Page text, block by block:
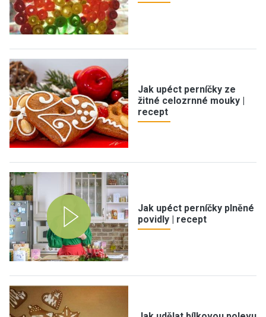
Jak upéct perníčky ze
žitné celozrnné mouky |
recept
Jak upéct perníčky plněné
povidly | recept